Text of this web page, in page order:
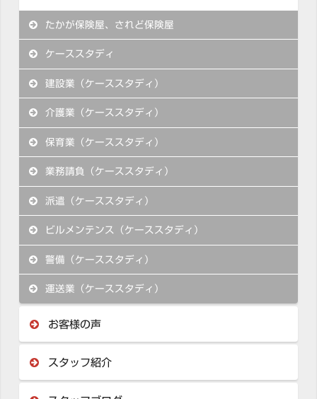
たかが保険屋、されど保険屋
ケーススタディ
建設業（ケーススタディ）
介護業（ケーススタディ）
保育業（ケーススタディ）
業務請負（ケーススタディ）
派遣（ケーススタディ）
ビルメンテンス（ケーススタディ）
警備（ケーススタディ）
運送業（ケーススタディ）
お客様の声
スタッフ紹介